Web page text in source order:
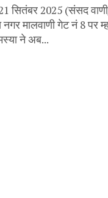
सितंबर 2025 (संसद
नगर मालवाणी गेट नं 8 पर
ने अब...